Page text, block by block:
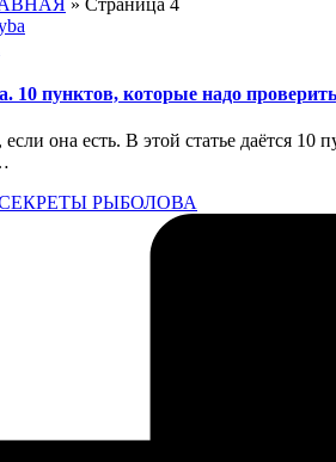
10 пунктов, которые надо
она есть. В этой статье даётся
РЫБОЛОВА